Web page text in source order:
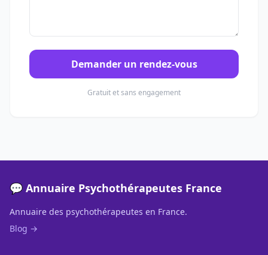
Demander un rendez-vous
Gratuit et sans engagement
💬 Annuaire Psychothérapeutes France
Annuaire des psychothérapeutes en France.
Blog →